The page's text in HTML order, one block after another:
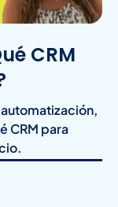
CRM
CRM para